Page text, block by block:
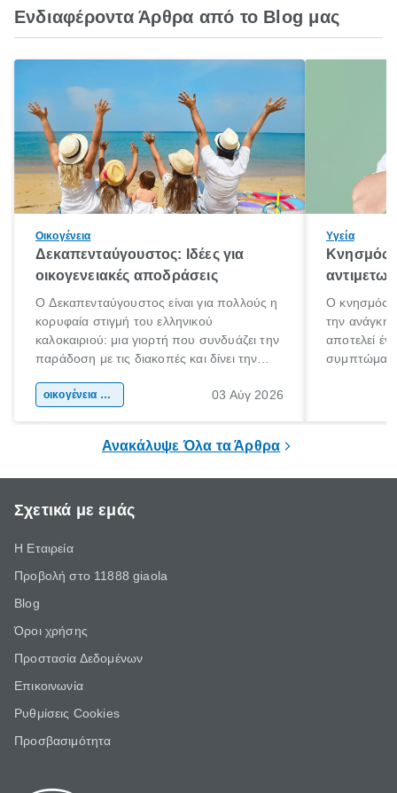
Ενδιαφέροντα Άρθρα από το Blog μας
Οικογένεια
Δεκαπενταύγουστος: Ιδέες για
οικογενειακές αποδράσεις
Ο Δεκαπενταύγουστος είναι για πολλούς η
κορυφαία στιγμή του ελληνικού
καλοκαιριού: μια γιορτή που συνδυάζει την
παράδοση με τις διακοπές και δίνει την
χώρας. Είτε πρόκειται για λίγες μέρες
οικογένεια & παιδί 03 Αύγ 2026
Υγεία
Κνησμός:
Ο κνησμός
την ανάγκη
αποτελεί
Ανακάλυψε Όλα τα Άρθρα
Σχετικά με εμάς
Η Εταιρεία
Προβολή στο 11888 giaola
Blog
Όροι χρήσης
Προστασία Δεδομένων
Επικοινωνία
Ρυθμίσεις Cookies
Προσβασιμότητα